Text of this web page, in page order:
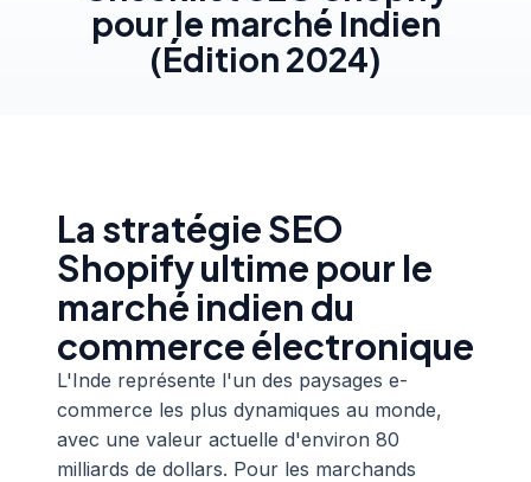
pour le marché Indien
(Édition 2024)
La stratégie SEO
Shopify ultime pour le
marché indien du
commerce électronique
L'Inde représente l'un des paysages e-
commerce les plus dynamiques au monde,
avec une valeur actuelle d'environ 80
milliards de dollars. Pour les marchands